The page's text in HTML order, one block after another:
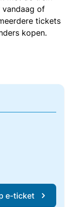
of
tickets
kopen.
e-ticket